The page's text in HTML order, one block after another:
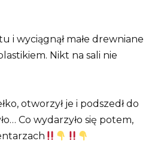
i wyciągnął małe drewniane
Nikt na sali nie
otworzył je i podszedł do
Co wydarzyło się potem,